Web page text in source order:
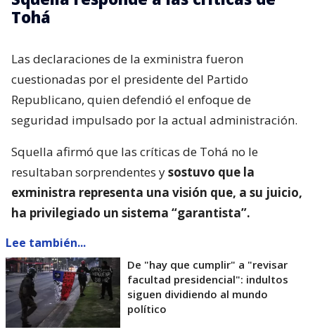
Tohá
Las declaraciones de la exministra fueron
cuestionadas por el presidente del Partido
Republicano, quien defendió el enfoque de
seguridad impulsado por la actual administración.
Squella afirmó que las críticas de Tohá no le
resultaban sorprendentes ysostuvo que la
exministra representa una visión que, a su juicio,
ha privilegiado un sistema “garantista”.
Lee también...
De "hay que cumplir" a "revisar
facultad presidencial": indultos
siguen dividiendo al mundo
político